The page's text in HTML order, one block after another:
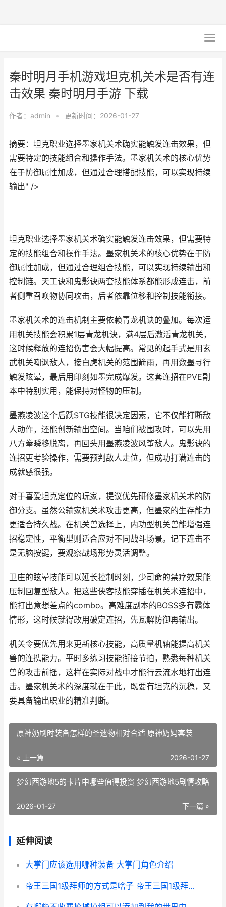
秦时明月手机游戏坦克机关术是否有连
击效果 秦时明月手游 下载
作者： admin • 更新时间：2026-01-27
摘要：坦克职业选择墨家机关术确实能触发连击效果，但
需要特定的技能组合和操作手法。墨家机关术的核心优势
在于防御属性加成，但通过合理搭配技能，可以实现持续
输出" />
坦克职业选择墨家机关术确实能触发连击效果，但需要特
定的技能组合和操作手法。墨家机关术的核心优势在于防
御属性加成，但通过合理组合技能，可以实现持续输出和
控制链。天工诀和鬼影诀两套技能体系都能形成连击，前
者侧重召唤物协同攻击，后者依靠位移和控制技能衔接。
墨家机关术的连击机制主要依赖青龙机诀的叠加。每次运
用机关技能会积累1层青龙机诀，满4层后激活青龙机关，
这时候释放的连招伤害会大幅提高。常见的起手式是用玄
武机关嘲讽敌人，接白虎机关的范围箭雨，再用数墨寻行
触发眩晕，最后用印刻如墨完成爆发。这套连招在PVE副
本中特别实用，能保持对怪物的压制。
墨燕凌波这个后跃STG技能很决定因素，它不仅能打断敌
人动作，还能创新输出空间。当咱们被围攻时，可以先用
八方拳瞬移脱离，再回头用墨燕凌波风筝敌人。鬼影诀的
连招更考验操作，需要预判敌人走位，但成功打满连击的
成就感很强。
对于喜爱坦克定位的玩家，提议优先研修墨家机关术的防
御分支。虽然公输家机关术攻击更高，但墨家的生存能力
更适合持久战。在机关兽选择上，内功型机关兽能增强连
招稳定性，平衡型则适合应对不同战斗场景。记下连击不
是无脑按键，要观察战场形势灵活调整。
卫庄的眩晕技能可以延长控制时刻，少司命的禁疗效果能
压制回复型敌人。把这些侠客技能穿插在机关术连招中，
能打出意想差点的combo。高难度副本的BOSS多有霸体
情形，这时候就得改用破定连招，先瓦解防御再输出。
机关令要优先用来更新核心技能，高质量机轴能提高机关
兽的连携能力。平时多练习技能衔接节拍，熟悉每种机关
兽的攻击前摇，这样在实际对战中才能行云流水地打出连
击。墨家机关术的深度就在于此，既要有坦克的沉稳，又
要具备输出职业的精准判断。
原神奶刷时装备怎样的圣遗物相对合适 原神奶妈套装
« 上一篇 2026-01-27
梦幻西游地5的卡片中哪些值得投资 梦幻西游地5剧情攻略
下一篇 »
2026-01-27
延伸阅读
大掌门应该选用哪种装备 大掌门角色介绍
帝王三国1级拜师的方式是啥子 帝王三国1级拜师怎么玩